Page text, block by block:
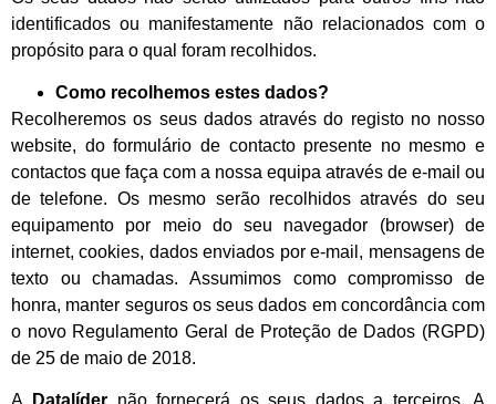
identificados ou manifestamente não relacionados com o
propósito para o qual foram recolhidos.
Como recolhemos estes dados?
Recolheremos os seus dados através do registo no nosso
website, do formulário de contacto presente no mesmo e
contactos que faça com a nossa equipa através de e-mail ou
de telefone. Os mesmo serão recolhidos através do seu
equipamento por meio do seu navegador (browser) de
internet, cookies, dados enviados por e-mail, mensagens de
texto ou chamadas. Assumimos como compromisso de
honra, manter seguros os seus dados em concordância com
o novo Regulamento Geral de Proteção de Dados (RGPD)
de 25 de maio de 2018.